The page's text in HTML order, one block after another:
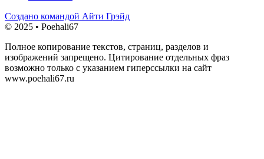
Создано командой Айти Грэйд
© 2025 • Poehali67
Полное копирование текстов, страниц, разделов и
изображений запрещено. Цитирование отдельных фраз
возможно только с указанием гиперссылки на сайт
www.poehali67.ru